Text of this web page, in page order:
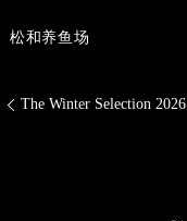
松和养鱼场
The Winter Selection